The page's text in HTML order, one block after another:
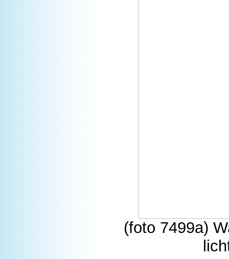
(foto 7499a)